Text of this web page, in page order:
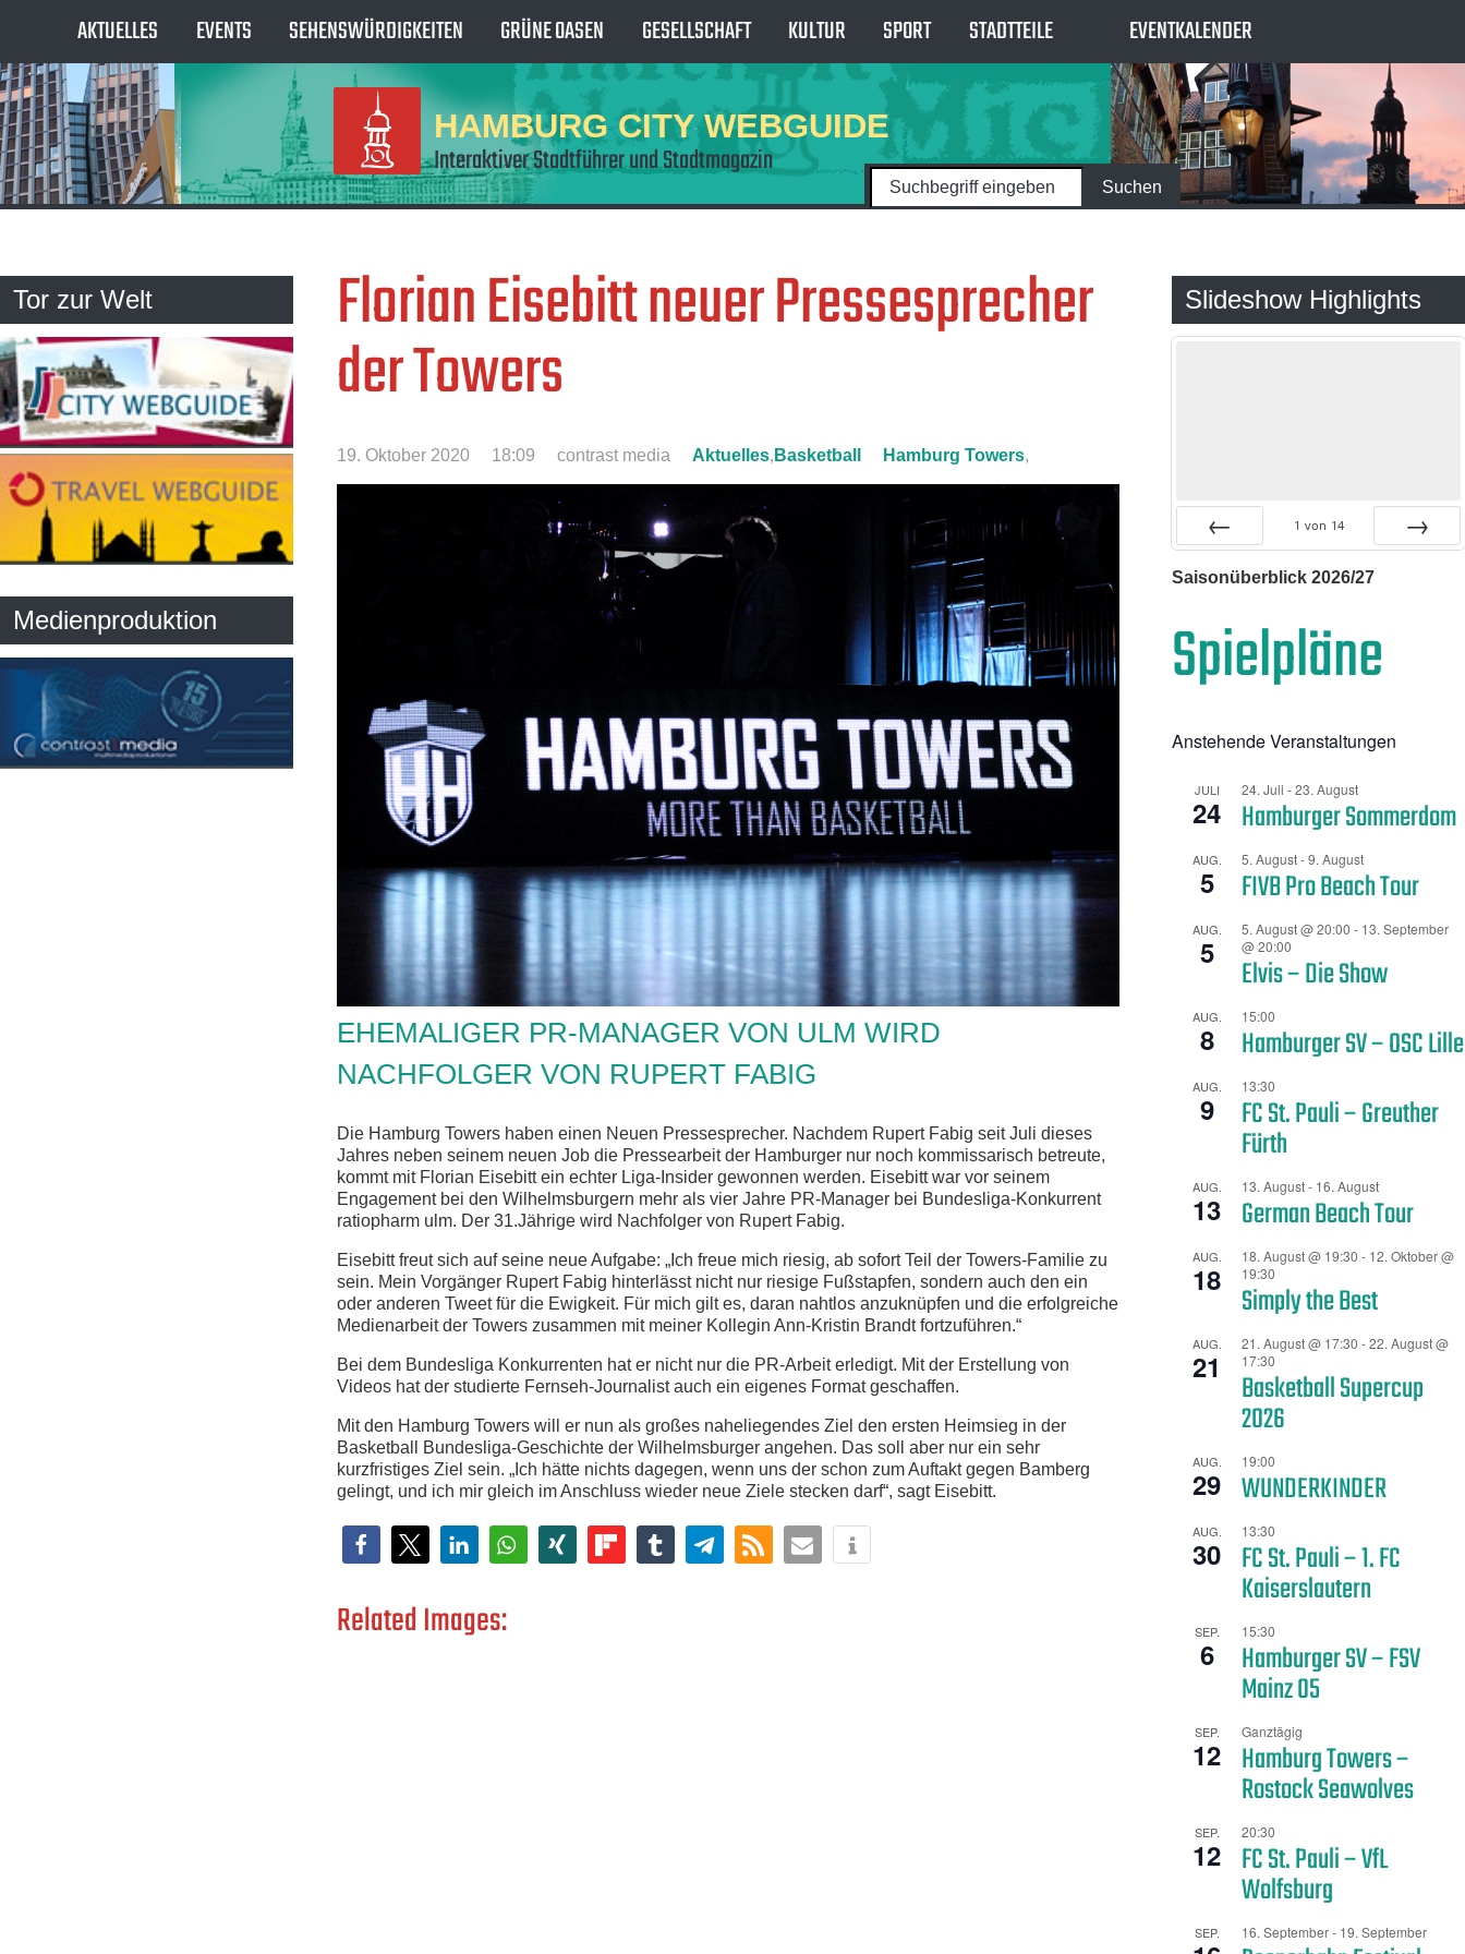
AKTUELLES EVENTS SEHENSWÜRDIGKEITEN GRÜNE OASEN GESELLSCHAFT KULTUR SPORT STADTTEILE EVENTKALENDER
HAMBURG CITY WEBGUIDE
Interaktiver Stadtführer und Stadtmagazin
Florian Eisebitt neuer Pressesprecher
der Towers
19. Oktober 2020 18:09 contrast media Aktuelles, Basketball Hamburg Towers,
EHEMALIGER PR-MANAGER VON ULM WIRD
NACHFOLGER VON RUPERT FABIG
Die Hamburg Towers haben einen Neuen Pressesprecher. Nachdem Rupert Fabig seit Juli dieses
Jahres neben seinem neuen Job die Pressearbeit der Hamburger nur noch kommissarisch betreute,
kommt mit Florian Eisebitt ein echter Liga-Insider gewonnen werden. Eisebitt war vor seinem
Engagement bei den Wilhelmsburgern mehr als vier Jahre PR-Manager bei Bundesliga-Konkurrent
ratiopharm ulm. Der 31.Jährige wird Nachfolger von Rupert Fabig.
Eisebitt freut sich auf seine neue Aufgabe: „Ich freue mich riesig, ab sofort Teil der Towers-Familie zu
sein. Mein Vorgänger Rupert Fabig hinterlässt nicht nur riesige Fußstapfen, sondern auch den ein
oder anderen Tweet für die Ewigkeit. Für mich gilt es, daran nahtlos anzuknüpfen und die erfolgreiche
Medienarbeit der Towers zusammen mit meiner Kollegin Ann-Kristin Brandt fortzuführen.“
Bei dem Bundesliga Konkurrenten hat er nicht nur die PR-Arbeit erledigt. Mit der Erstellung von
Videos hat der studierte Fernseh-Journalist auch ein eigenes Format geschaffen.
Mit den Hamburg Towers will er nun als großes naheliegendes Ziel den ersten Heimsieg in der
Basketball Bundesliga-Geschichte der Wilhelmsburger angehen. Das soll aber nur ein sehr
kurzfristiges Ziel sein. „Ich hätte nichts dagegen, wenn uns der schon zum Auftakt gegen Bamberg
gelingt, und ich mir gleich im Anschluss wieder neue Ziele stecken darf“, sagt Eisebitt.
Related Images:
Tor zur Welt
Medienproduktion
Slideshow Highlights
1 von 14
Saisonüberblick 2026/27
Spielpläne
Anstehende Veranstaltungen
JULI
24
24. Juli -23. August
Hamburger Sommerdom
AUG.
5
5. August-9. August
FIVB Pro Beach Tour
AUG.
5
5. August @ 20:00 - 13. September
@ 20:00
Elvis – Die Show
AUG.
8
15:00
Hamburger SV – OSC Lille
AUG.
9
13:30
FC St. Pauli – Greuther
Fürth
AUG.
13
13. August- 16. August
German Beach Tour
AUG.
18
18. August @ 19:30 - 12. Oktober @
19:30
Simply the Best
AUG.
21
21. August @ 17:30 -22. August @
17:30
Basketball Supercup
2026
AUG.
29
19:00
WUNDERKINDER
AUG.
30
13:30
FC St. Pauli – 1. FC
Kaiserslautern
SEP.
6
15:30
Hamburger SV – FSV
Mainz 05
SEP.
12
Ganztägig
Hamburg Towers –
Rostock Seawolves
SEP.
12
20:30
FC St. Pauli – VfL
Wolfsburg
SEP. 16. September- 19. September